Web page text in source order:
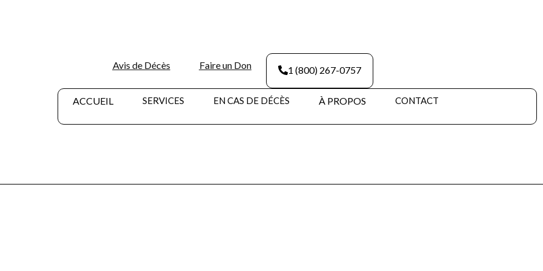
Avis de Décès Faire un Don 1 (800) 267-0757
ACCUEIL SERVICES EN CAS DE DÉCÈS À PROPOS CONTACT